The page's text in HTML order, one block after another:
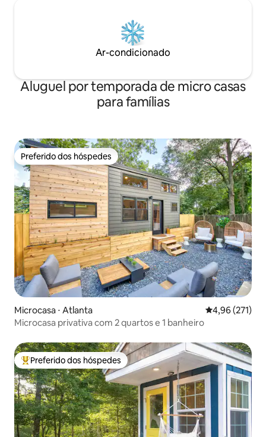
Ar-condicionado
Aluguel por temporada de micro casas
para famílias
Preferido dos hóspedes
Preferido dos hóspedes
Microcasa ⋅ Atlanta 4,96 de uma
4,96 (271)
Microcasa privativa com 2 quartos e 1 banheiro
Entre os melhores preferidos dos hóspedes
Preferido dos hóspedes